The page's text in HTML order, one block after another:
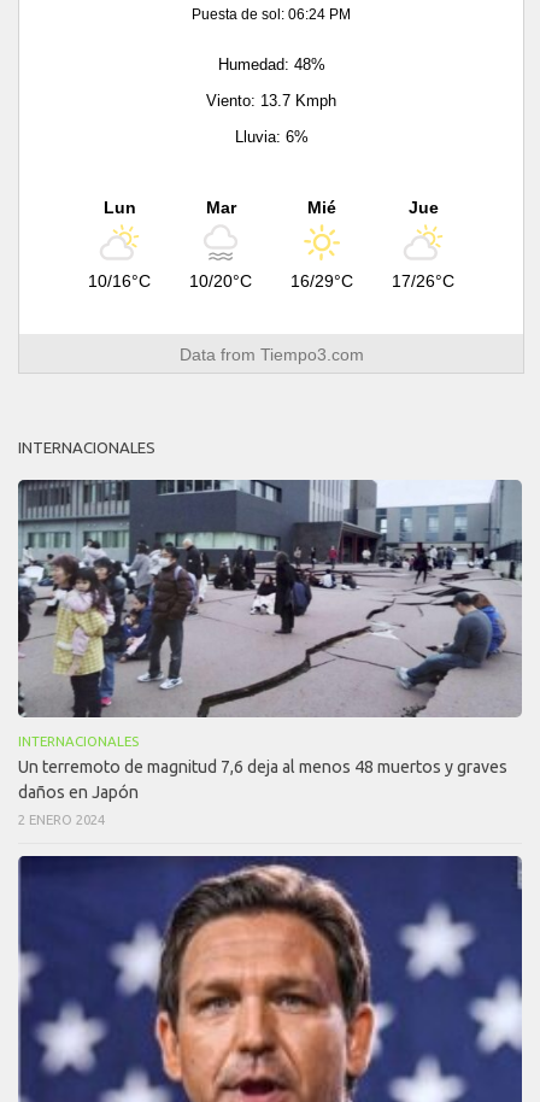
Puesta de sol: 06:24 PM
Humedad: 48%
Viento: 13.7 Kmph
Lluvia: 6%
Lun
10/16°C
Mar
10/20°C
Mié
16/29°C
Jue
17/26°C
Data from Tiempo3.com
INTERNACIONALES
INTERNACIONALES
Un terremoto de magnitud 7,6 deja al menos 48 muertos y graves
daños en Japón
2 ENERO 2024